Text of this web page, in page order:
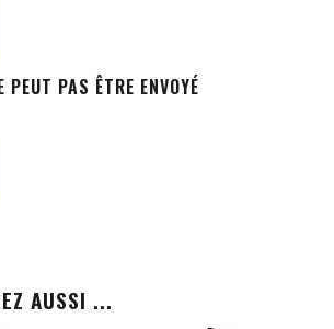
PEUT PAS ÊTRE ENVOYÉ
AUSSI ...